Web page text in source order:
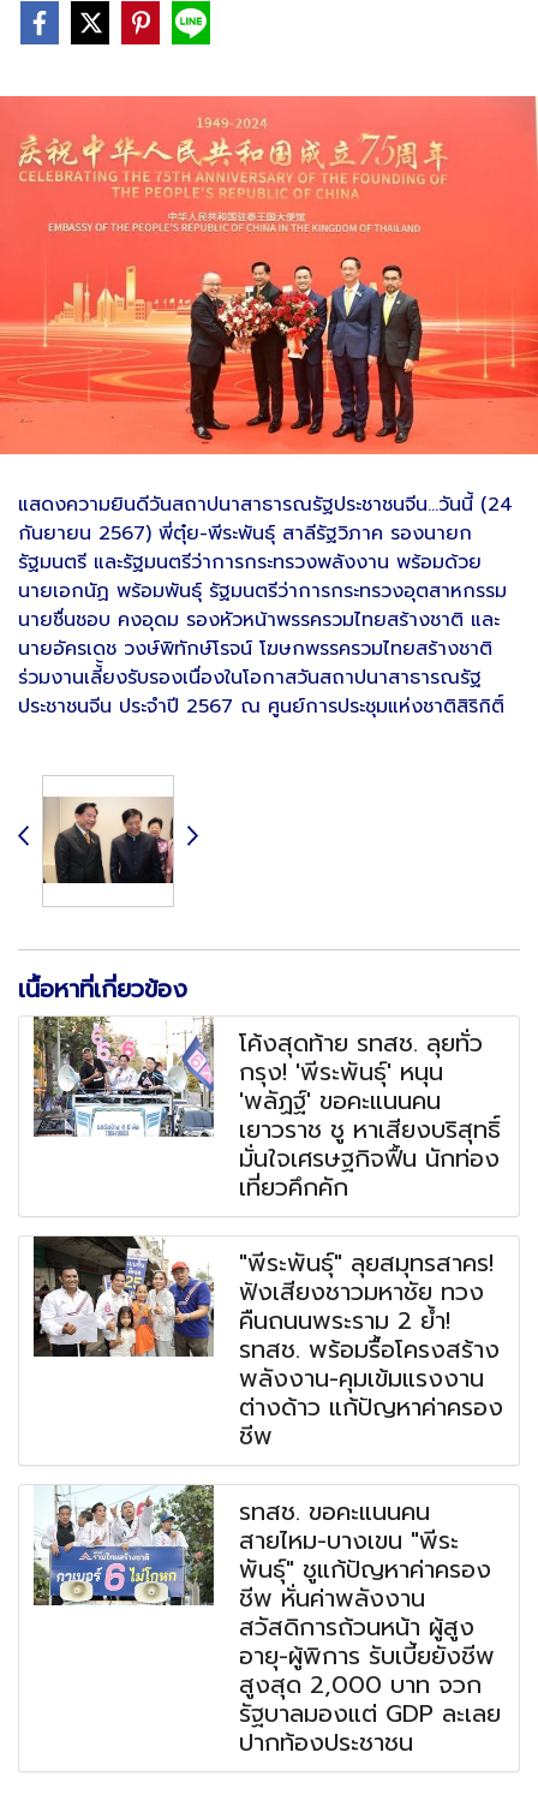
แสดงความยินดีวันสถาปนาสาธารณรัฐประชาชนจีน...วันนี้ (24
กันยายน 2567) พี่ตุ๋ย-พีระพันธุ์ สาลีรัฐวิภาค รองนายก
รัฐมนตรี และรัฐมนตรีว่าการกระทรวงพลังงาน พร้อมด้วย
นายเอกนัฏ พร้อมพันธุ์ รัฐมนตรีว่าการกระทรวงอุตสาหกรรม
นายชื่นชอบ คงอุดม รองหัวหน้าพรรครวมไทยสร้างชาติ และ
นายอัครเดช วงษ์พิทักษ์โรจน์ โฆษกพรรครวมไทยสร้างชาติ
ร่วมงานเลี้้ยงรับรองเนื่องในโอกาสวันสถาปนาสาธารณรัฐ
ประชาชนจีน ประจำปี 2567 ณ ศูนย์การประชุมแห่งชาติสิริกิติ์
เนื้อหาที่เกี่ยวข้อง
โค้งสุดท้าย รทสช. ลุยทั่ว
กรุง! 'พีระพันธุ์' หนุน
'พลัฏฐ์' ขอคะแนนคน
เยาวราช ชู หาเสียงบริสุทธิ์
มั่นใจเศรษฐกิจฟื้น นักท่อง
เที่ยวคึกคัก
"พีระพันธุ์" ลุยสมุทรสาคร!
ฟังเสียงชาวมหาชัย ทวง
คืนถนนพระราม 2 ย้ำ!
รทสช. พร้อมรื้อโครงสร้าง
พลังงาน-คุมเข้มแรงงาน
ต่างด้าว แก้ปัญหาค่าครอง
ชีพ
รทสช. ขอคะแนนคน
สายไหม-บางเขน "พีระ
พันธุ์" ชูแก้ปัญหาค่าครอง
ชีพ หั่นค่าพลังงาน
สวัสดิการถ้วนหน้า ผู้สูง
อายุ-ผู้พิการ รับเบี้ยยังชีพ
สูงสุด 2,000 บาท จวก
รัฐบาลมองแต่ GDP ละเลย
ปากท้องประชาชน